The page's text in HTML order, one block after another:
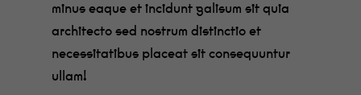
minus eaque et incidunt galisum sit quia
architecto sed nostrum distinctio et
necessitatibus placeat sit consequuntur
ullam!